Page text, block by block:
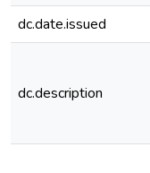
dc.date.issued
dc.description